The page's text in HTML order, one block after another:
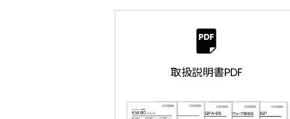
取扱説明書PDF